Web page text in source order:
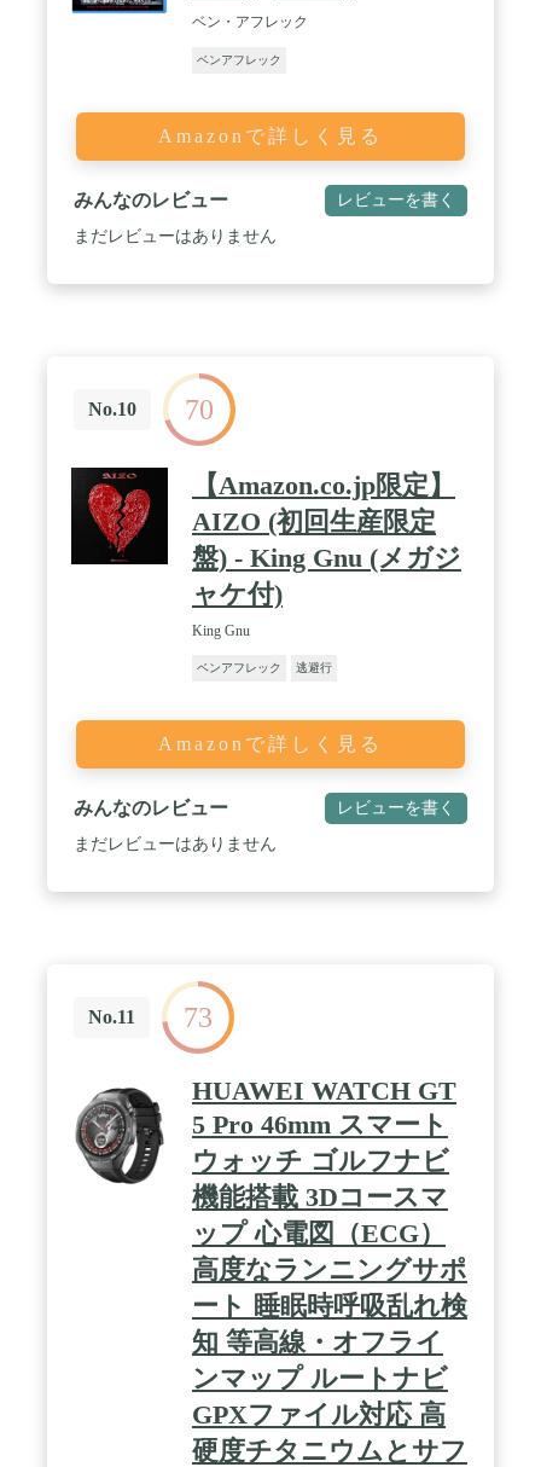
ベン・アフレック
ベンアフレック
Amazonで詳しく見る
みんなのレビュー レビューを書く
まだレビューはありません
No.10 70
【Amazon.co.jp限定】
AIZO (初回生産限定
盤) - King Gnu (メガジ
ャケ付)
King Gnu
ベンアフレック 逃避行
Amazonで詳しく見る
みんなのレビュー レビューを書く
まだレビューはありません
No.11 73
HUAWEI WATCH GT
5 Pro 46mm スマート
ウォッチ ゴルフナビ
機能搭載 3Dコースマ
ップ 心電図（ECG）
高度なランニングサポ
ート 睡眠時呼吸乱れ検
知 等高線・オフライ
ンマップ ルートナビ
GPXファイル対応 高
硬度チタニウムとサフ